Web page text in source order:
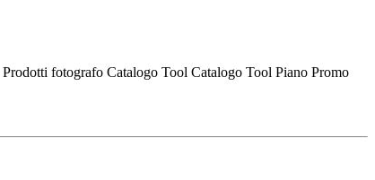
Prodotti fotografo Catalogo Tool Catalogo Tool Piano Promo